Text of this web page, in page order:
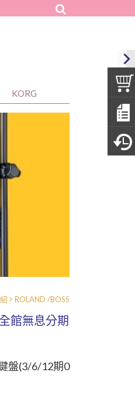
KORG
ROLAND /BOSS
息分期0%利率、讓你
盤(3/6/12期0